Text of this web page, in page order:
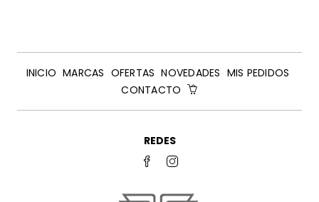
INICIO MARCAS OFERTAS NOVEDADES MIS PEDIDOS
CONTACTO
REDES